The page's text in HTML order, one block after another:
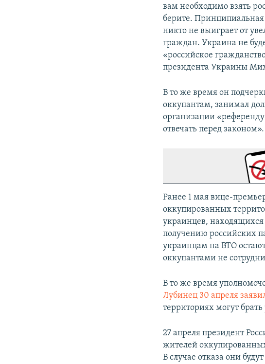
вам необходимо взять
берите.
никто не выиграет от
граждан. Украина не
«российское
президента Украины
В то же время он
оккупантам, занимал
организации
отвечать перед законом».
Ранее 1 мая вице-
оккупированных
украинцев,
получению российских
украинцам на ВТО
оккупантами не
В то же время
Лубинец 30 апреля
территориях могут
27 апреля президент
жителей
В случае отказа они